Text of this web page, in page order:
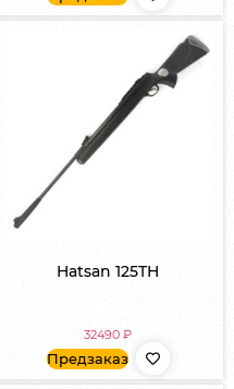
Hatsan 125TH
32490₽
Предзаказ